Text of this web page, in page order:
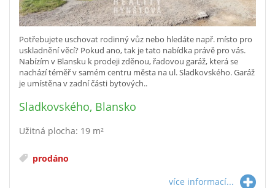
Potřebujete uschovat rodinný vůz nebo hledáte např. místo pro
uskladnění věcí? Pokud ano, tak je tato nabídka právě pro vás.
Nabízím v Blansku k prodeji zděnou, řadovou garáž, která se
nachází téměř v samém centru města na ul. Sladkovského. Garáž
je umístěna v zadní části bytových..
Sladkovského, Blansko
Užitná plocha: 19 m²
prodáno
více informací...